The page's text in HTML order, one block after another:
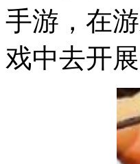
手游，在
戏中去开